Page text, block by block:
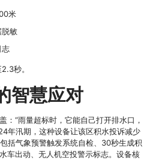
米
脱敏
志
秒。
智慧应对
：“雨量超标时，它能自己打开排水口，
年汛期，这种设备让该区积水投诉减少
括气象预警触发系统自检、30秒生成积
车出动、无人机空投警示标志。设备核